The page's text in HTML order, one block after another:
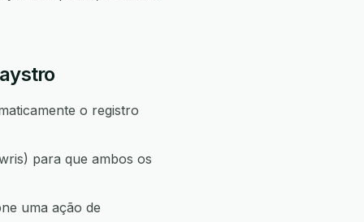
o registro
para que ambos os
uma ação de